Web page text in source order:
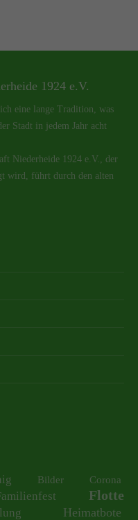
1924 e.V.
eine lange Tradition, was
Stadt in jedem Jahr acht
Niederheide 1924 e.V., der
wird, führt durch den alten
Bilder Corona
Flotte
Heimatbote